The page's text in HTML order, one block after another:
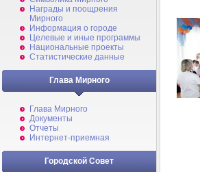
Награды и поощрения
Мирного
Информация о городе
Целевые и иные программы
Национальные проекты
Статистические данные
Глава Мирного
Глава Мирного
Документы
Отчеты
Интернет-приемная
Городской Совет